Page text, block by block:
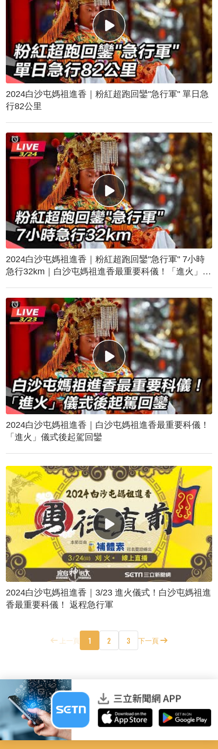
2024白沙屯媽祖進香｜粉紅超跑回鑾"急行軍" 單日急
行82公里
2024白沙屯媽祖進香｜粉紅超跑回鑾"急行軍" 7小時
急行32km｜白沙屯媽祖進香最重要科儀！「進火」儀
2024白沙屯媽祖進香｜白沙屯媽祖進香最重要科儀！
「進火」儀式後起駕回鑾
2024白沙屯媽祖進香｜3/23 進火儀式！白沙屯媽祖進
香最重要科儀！ 返程急行軍
上一頁 1 2 3 下一頁